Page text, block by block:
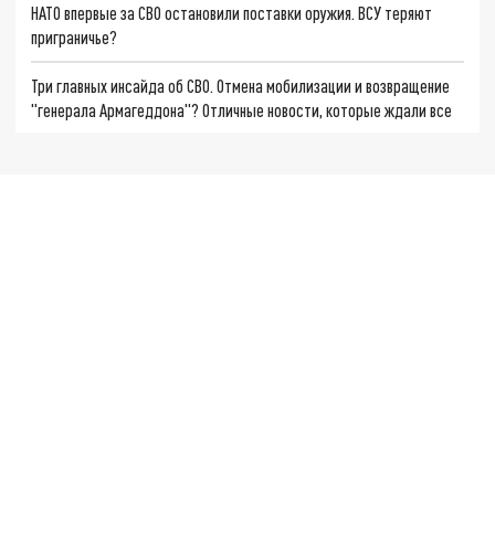
НАТО впервые за СВО остановили поставки оружия. ВСУ теряют
приграничье?
Три главных инсайда об СВО. Отмена мобилизации и возвращение
"генерала Армагеддона"? Отличные новости, которые ждали все